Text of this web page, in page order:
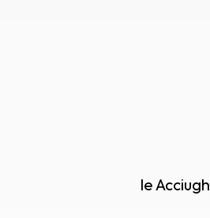
le